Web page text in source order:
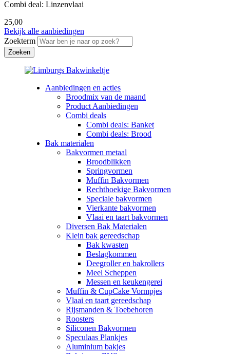
Combi deal: Linzenvlaai
25,00
Bekijk alle aanbiedingen
Zoekterm
Aanbiedingen en acties
Broodmix van de maand
Product Aanbiedingen
Combi deals
Combi deals: Banket
Combi deals: Brood
Bak materialen
Bakvormen metaal
Broodblikken
Springvormen
Muffin Bakvormen
Rechthoekige Bakvormen
Speciale bakvormen
Vierkante bakvormen
Vlaai en taart bakvormen
Diversen Bak Materialen
Klein bak gereedschap
Bak kwasten
Beslagkommen
Deegroller en bakrollers
Meel Scheppen
Messen en keukengerei
Muffin & CupCake Vormpjes
Vlaai en taart gereedschap
Rijsmanden & Toebehoren
Roosters
Siliconen Bakvormen
Speculaas Plankjes
Aluminium bakjes